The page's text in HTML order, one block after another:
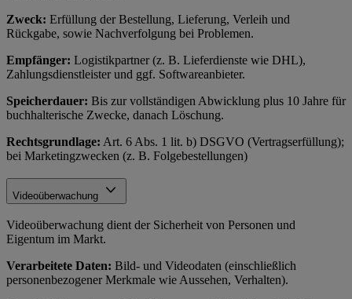
Zweck: Erfüllung der Bestellung, Lieferung, Verleih und
Rückgabe, sowie Nachverfolgung bei Problemen.
Empfänger: Logistikpartner (z. B. Lieferdienste wie DHL),
Zahlungsdienstleister und ggf. Softwareanbieter.
Speicherdauer: Bis zur vollständigen Abwicklung plus 10 Jahre für
buchhalterische Zwecke, danach Löschung.
Rechtsgrundlage: Art. 6 Abs. 1 lit. b) DSGVO (Vertragserfüllung);
bei Marketingzwecken (z. B. Folgebestellungen)
Videoüberwachung
Videoüberwachung dient der Sicherheit von Personen und
Eigentum im Markt.
Verarbeitete Daten: Bild- und Videodaten (einschließlich
personenbezogener Merkmale wie Aussehen, Verhalten).